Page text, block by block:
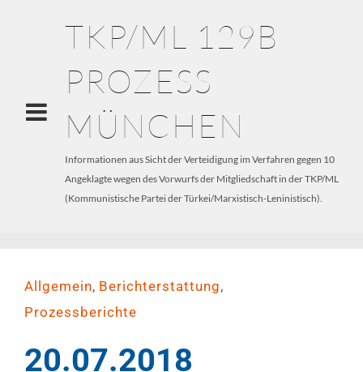
TKP/ML 129B
PROZESS
MÜNCHEN
Informationen aus Sicht der Verteidigung im Verfahren gegen 10
Angeklagte wegen des Vorwurfs der Mitgliedschaft in der TKP/ML
(Kommunistische Partei der Türkei/Marxistisch-Leninistisch).
Allgemein, Berichterstattung,
Prozessberichte
20.07.2018